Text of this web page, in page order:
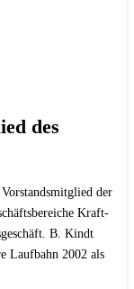
des
der
Kraft-
B. Kindt
Laufbahn 2002 als